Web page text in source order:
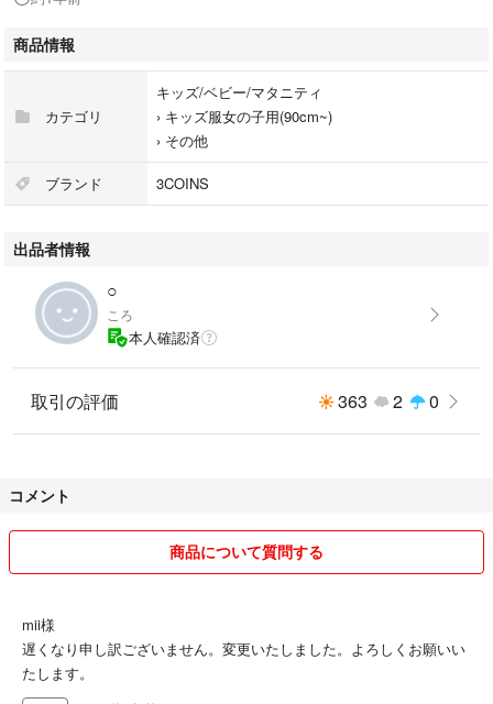
商品情報
カテゴリ
キッズ/ベビー/マタニティ
› キッズ服女の子用(90cm~)
› その他
ブランド 3COINS
出品者情報
○
ころ
本人確認済
取引の評価 363 2 0
コメント
商品について質問する
mii様
遅くなり申し訳ございません。変更いたしました。よろしくお願いい
たします。